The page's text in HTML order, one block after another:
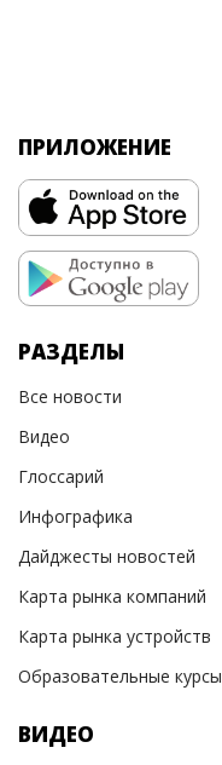
ПРИЛОЖЕНИЕ
РАЗДЕЛЫ
Все новости
Видео
Глоссарий
Инфографика
Дайджесты новостей
Карта рынка компаний
Карта рынка устройств
Образовательные курсы
ВИДЕО